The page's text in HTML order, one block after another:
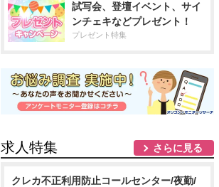
試写会、登壇イベント、サイ
ンチェキなどプレゼント！
プレゼント特集
求人特集 さらに見る
クレカ不正利用防止コールセンター/夜勤/